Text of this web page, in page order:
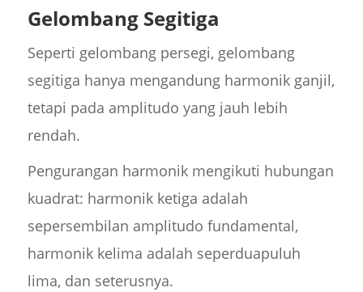
Gelombang Segitiga
Seperti gelombang persegi, gelombang
segitiga hanya mengandung harmonik ganjil,
tetapi pada amplitudo yang jauh lebih
rendah.
Pengurangan harmonik mengikuti hubungan
kuadrat: harmonik ketiga adalah
sepersembilan amplitudo fundamental,
harmonik kelima adalah seperduapuluh
lima, dan seterusnya.